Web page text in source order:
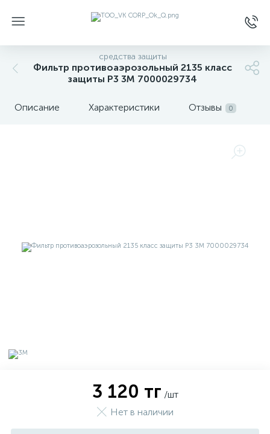
средства защиты
Фильтр противоаэрозольный 2135 класс
защиты Р3 3М 7000029734
Описание Характеристики Отзывы 0
3 120 тг /шт
Нет в наличии